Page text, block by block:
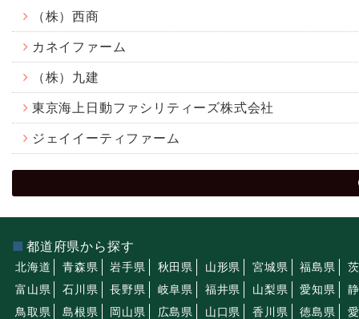
（株）西商
カネイファーム
（株）九建
東京海上日動ファシリティーズ株式会社
ジェイイーティファーム
都道府県から探す
北海道 青森県 岩手県 秋田県 山形県 宮城県 福島県
富山県
石川県 長野県 岐阜県 福井県 山梨県 愛知県
鳥取県
島根県 岡山県 広島県 山口県 香川県 徳島県